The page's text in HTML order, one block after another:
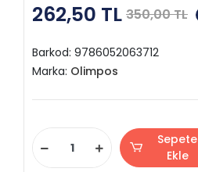
262,50 TL 350,00 TL
Barkod: 9786052063712
Marka: Olimpos
Sepete
Ekle